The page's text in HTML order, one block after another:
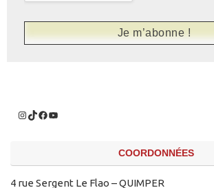
COORDONNÉES
4 rue Sergent Le Flao – QUIMPER